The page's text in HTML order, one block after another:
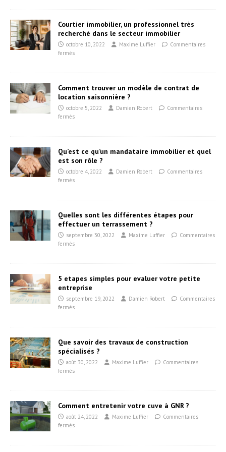
Courtier immobilier, un professionnel très
recherché dans le secteur immobilier
octobre 10, 2022 Maxime Luffier
Commentaires
fermés
Comment trouver un modèle de contrat de
location saisonnière ?
octobre 5, 2022 Damien Robert
Commentaires
fermés
Qu’est ce qu’un mandataire immobilier et quel
est son rôle ?
octobre 4, 2022 Damien Robert
Commentaires
fermés
Quelles sont les différentes étapes pour
effectuer un terrassement ?
septembre 30, 2022 Maxime Luffier
Commentaires
fermés
5 etapes simples pour evaluer votre petite
entreprise
septembre 19, 2022 Damien Robert
Commentaires
fermés
Que savoir des travaux de construction
spécialisés ?
août 30, 2022 Maxime Luffier
Commentaires
fermés
Comment entretenir votre cuve à GNR ?
août 24, 2022 Maxime Luffier
Commentaires
fermés